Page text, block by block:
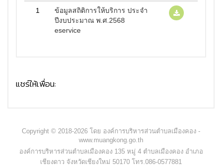
1
ข้อมูลสถิติการให้บริการ ประจำ
ปีงบประมาณ พ.ศ.2568
eservice
แชร์ให้เพื่อน:
Copyright © 2018-2026 โดย องค์การบริหารส่วนตำบลเมืองคอง -
www.muangkong.go.th
องค์การบริหารส่วนตำบลเมืองคอง 135 หมู่ 4 ตำบลเมืองคอง อำเภอ
เชียงดาว จังหวัดเชียงใหม่ 50170 โทร.086-0577881